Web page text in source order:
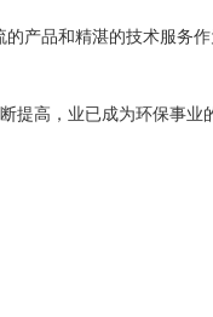
产品和精湛的技术服务
高，业已成为环保事业